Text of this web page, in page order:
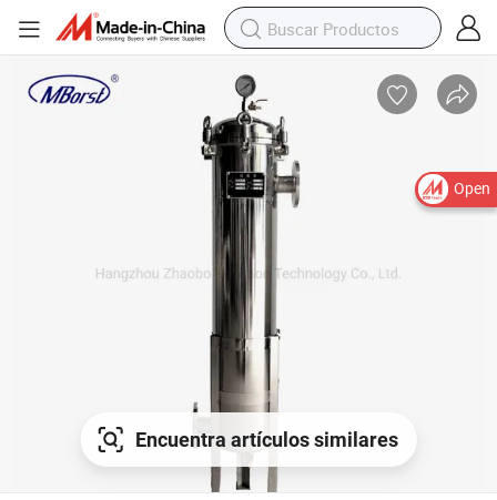
Open
Encuentra artículos similares